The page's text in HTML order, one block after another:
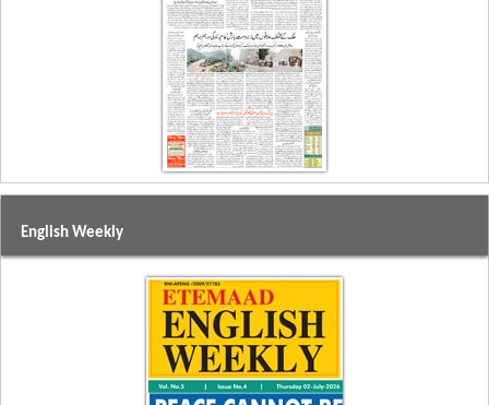
English Weekly